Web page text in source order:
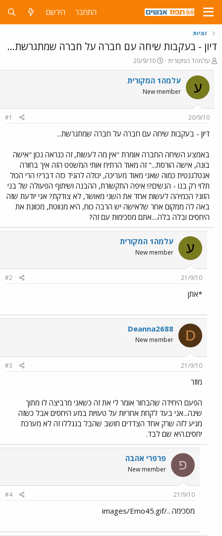
התחבר הירשם
זוגיות
דיון - בעקבות שיחה עם חברה על חברה שמתגרשת...
פ
ו
ת
ח
ה
ו
ש
א
עלמה1 המקורית
פ
ו
ר
ם
ר
20/9/10
ע עלמה1 המקורית
New member
20/9/10
#1
דיון - בעקבות שיחה עם חברה על חברה שמתגרשת...
באמצע השיחה החברה אומרת "אין מה לעשות, זה כנראה נכון "אישה
בונה, אישה הורסת..." זה מאוד הרתיח אותי המשפט הזה איך בחורה
אנטלגנטית כמוה שאני מאוד מעריכה, יכולה להגיד כזה דבר?! הרי הכול
תלוי רק בנו - הנשים?! איפה התקשורת, ההבנה ושיתוף הפעולה של בני
הזוג? הכמיהה לעשות אחד את השני מאושר, לא צודקת? אני יודעת שזה
באה לה ממקום אחר שלאישה יש הרבה כוח, היא מנווטת, מכוונת את
היחסים ובלה בלה....אתם מסכימות עם זה?
ע עלמה1 המקורית
New member
21/9/10
#2
*אתן
D
Deanna2688
New member
21/9/10
#3
מוזר
הפעם היחידה שהבחור אומר לי את זה כשאני מרביצה לו מתוך
שינה...אני בעד לקחת אחריות על טעויות במע היחסים אבל כשזה
מגיע לזה שרק אחד הצדדים חושב שהבל בגגללו זה לא מערכת
יחסים.היא שם לבד.
פ פרפרי אהבה
New member
21/9/10
#4
מסכימה ../images/Emo45.gif